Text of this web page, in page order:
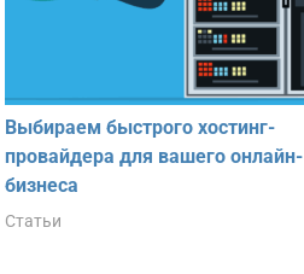
Выбираем быстрого хостинг-
провайдера для вашего онлайн-
бизнеса
Статьи